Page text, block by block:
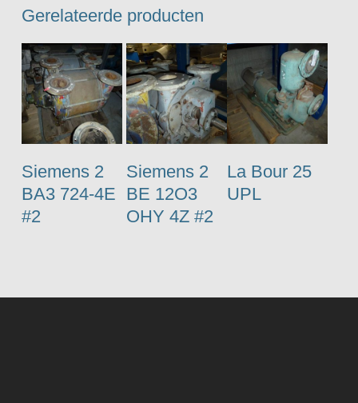
Gerelateerde producten
Siemens 2
BA3 724-4E
#2
Siemens 2
BE 12O3
OHY 4Z #2
La Bour 25
UPL